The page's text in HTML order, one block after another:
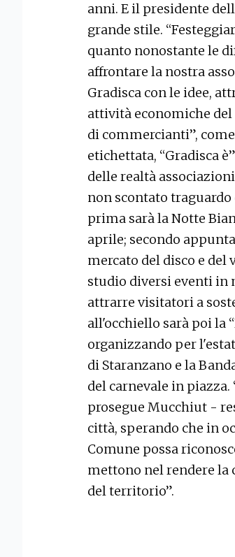
anni. E il presidente
grande stile.
quanto nonostante le
affrontare la nostra
Gradisca con le idee,
attività economiche del
di commercianti”,
etichettata, “Gradisca
delle realtà
non scontato
prima sarà la Notte
aprile; secondo
mercato del disco e
studio diversi eventi in
attrarre visitatori a
all'occhiello sarà poi la
organizzando per
di Staranzano e la
del carnevale in piazza.
prosegue Mucchiut -
città, sperando che in
Comune possa
mettono nel rendere la
del territorio”.